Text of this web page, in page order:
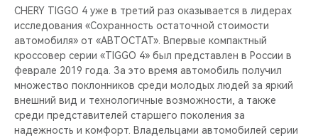
CHERY TIGGO 4 уже в третий раз оказывается в лидерах
исследования «Сохранность остаточной стоимости
автомобиля» от «АВТОСТАТ». Впервые компактный
кроссовер серии «TIGGO 4» был представлен в России в
феврале 2019 года. За это время автомобиль получил
множество поклонников среди молодых людей за яркий
внешний вид и технологичные возможности, а также
среди представителей старшего поколения за
надежность и комфорт. Владельцами автомобилей серии